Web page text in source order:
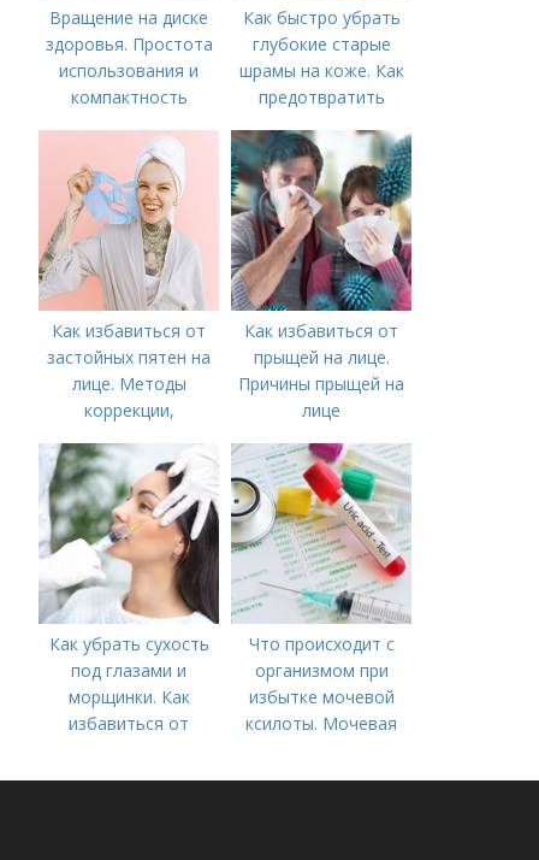
Вращение на диске
здоровья. Простота
использования и
компактность
Как быстро убрать
глубокие старые
шрамы на коже. Как
предотвратить
Как избавиться от
застойных пятен на
лице. Методы
коррекции,
акне и удаления
рубцов и шрамов
постакне
Как избавиться от
прыщей на лице.
Причины прыщей на
лице
Как убрать сухость
под глазами и
морщинки. Как
избавиться от
косметологические
Что происходит с
организмом при
избытке мочевой
ксилоты. Мочевая
норма и отклонения